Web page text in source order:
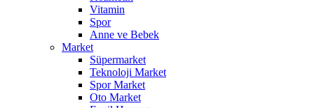
Vitamin
Spor
Anne ve Bebek
Market
Süpermarket
Teknoloji Market
Spor Market
Oto Market